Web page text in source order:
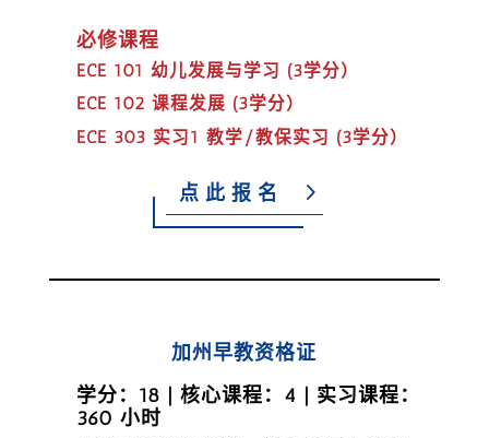
必修课程
ECE 101 幼儿发展与学习 (3学分）
ECE 102 课程发展 (3学分）
ECE 303 实习1 教学/教保实习 (3学分）
点此报名
加州早教资格证
学分：18 | 核心课程：4 | 实习课程：
360 小时